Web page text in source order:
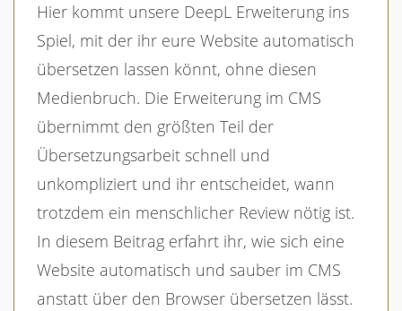
Hier kommt unsere DeepL Erweiterung ins
Spiel, mit der ihr eure Website automatisch
übersetzen lassen könnt, ohne diesen
Medienbruch. Die Erweiterung im CMS
übernimmt den größten Teil der
Übersetzungsarbeit schnell und
unkompliziert und ihr entscheidet, wann
trotzdem ein menschlicher Review nötig ist.
In diesem Beitrag erfahrt ihr, wie sich eine
Website automatisch und sauber im CMS
anstatt über den Browser übersetzen lässt.